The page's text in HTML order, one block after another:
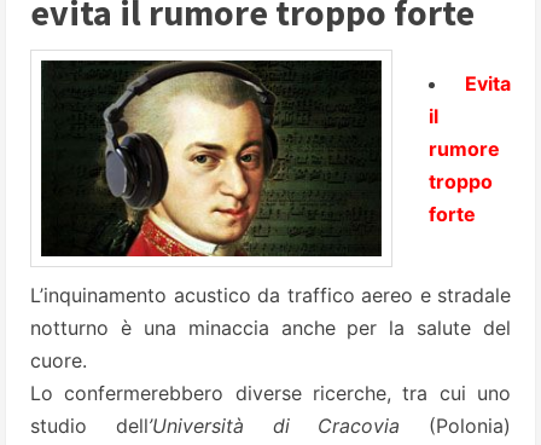
evita il rumore troppo forte
Evita
il
rumore
troppo
forte
L’inquinamento acustico da traffico aereo e stradale
notturno è una minaccia anche per la salute del
cuore.
Lo confermerebbero diverse ricerche, tra cui uno
studio dell’Università di Cracovia (Polonia)